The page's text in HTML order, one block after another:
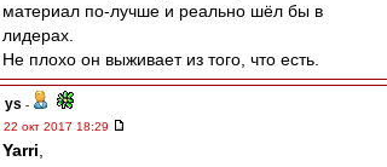
материал по-лучше и реально шёл бы в
лидерах.
Не плохо он выживает из того, что есть.
ys -
22 окт 2017 18:29
Yarri